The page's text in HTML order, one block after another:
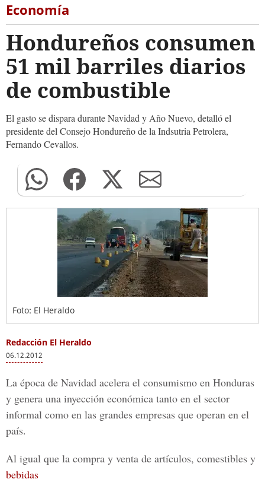
Economía
Hondureños consumen
51 mil barriles diarios
de combustible
El gasto se dispara durante Navidad y Año Nuevo, detalló el
presidente del Consejo Hondureño de la Indsutria Petrolera,
Fernando Cevallos.
Foto: El Heraldo
Redacción El Heraldo
06.12.2012
La época de Navidad acelera el consumismo en Honduras
y genera una inyección económica tanto en el sector
informal como en las grandes empresas que operan en el
país.
Al igual que la compra y venta de artículos, comestibles y
bebidas